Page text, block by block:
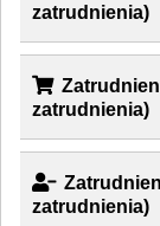
zatrudnienia)
zatrudnienia)
zatrudnienia)